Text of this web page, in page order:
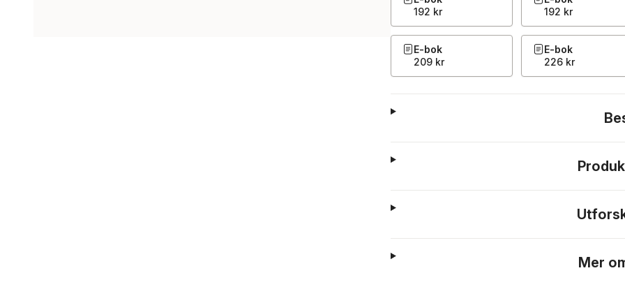
192 kr
192 kr
E-bok
209 kr
E-bok
226 kr
Mer